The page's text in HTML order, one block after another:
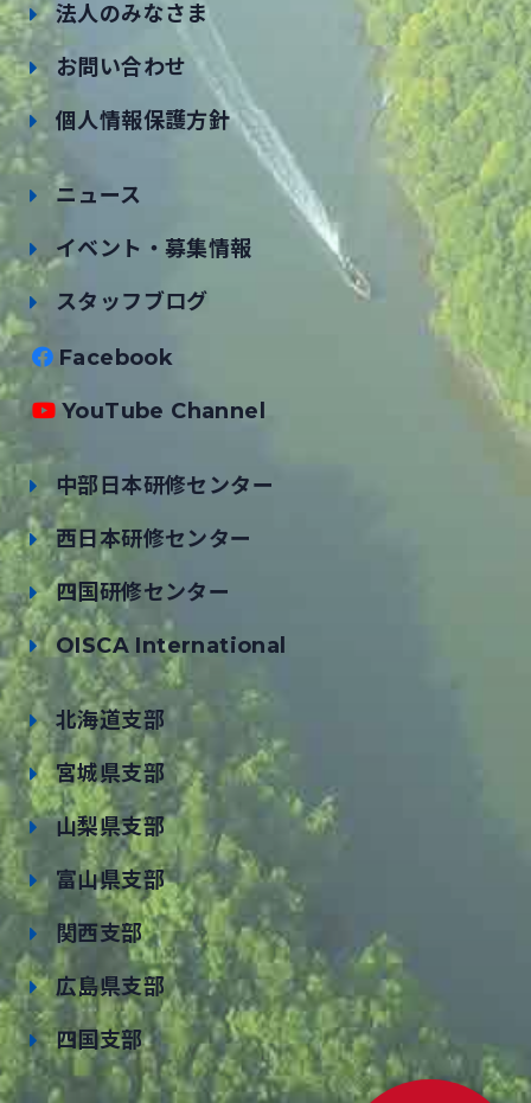
法人のみなさま
お問い合わせ
個人情報保護方針
ニュース
イベント・募集情報
スタッフブログ
Facebook
YouTube Channel
中部日本研修センター
西日本研修センター
四国研修センター
OISCA International
北海道支部
宮城県支部
山梨県支部
富山県支部
関西支部
広島県支部
四国支部